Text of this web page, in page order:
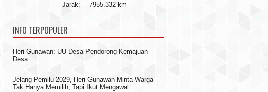
Jarak:
7955.332 km
INFO TERPOPULER
Heri Gunawan: UU Desa Pendorong Kemajuan
Desa
Jelang Pemilu 2029, Heri Gunawan Minta Warga
Tak Hanya Memilih, Tapi Ikut Mengawal